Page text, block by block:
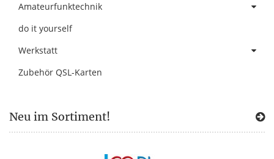
Amateurfunktechnik
do it yourself
Werkstatt
Zubehör QSL-Karten
Neu im Sortiment!